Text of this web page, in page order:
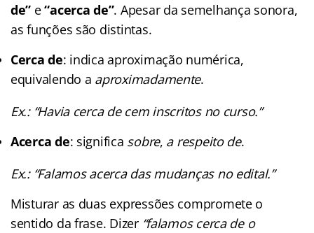
de” e“acerca de”. Apesar da semelhança sonora,
as funções são distintas.
Cerca de: indica aproximação numérica,
equivalendo a aproximadamente.
Ex.: “Havia cerca de cem inscritos no curso.”
Acerca de: significa sobre, a respeito de.
Ex.: “Falamos acerca das mudanças no edital.”
Misturar as duas expressões compromete o
sentido da frase. Dizer “falamos cerca de o